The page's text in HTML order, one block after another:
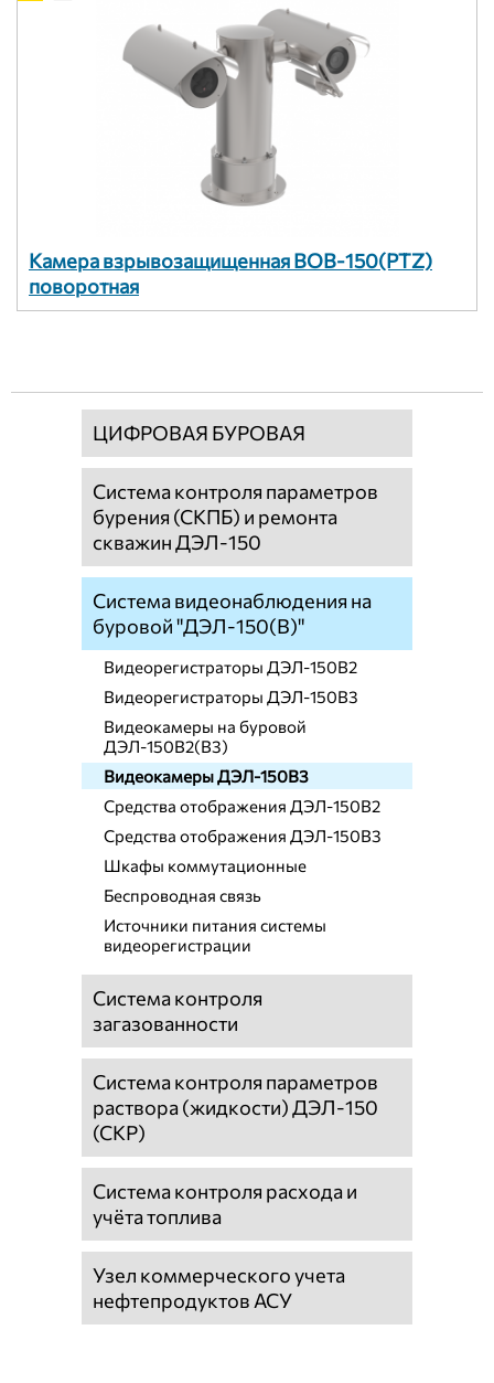
Камера взрывозащищенная ВОВ-150(PTZ)
поворотная
ЦИФРОВАЯ БУРОВАЯ
Система контроля параметров
бурения (СКПБ) и ремонта
скважин ДЭЛ-150
Система видеонаблюдения на
буровой "ДЭЛ-150(В)"
Видеорегистраторы ДЭЛ-150В2
Видеорегистраторы ДЭЛ-150В3
Видеокамеры на буровой
ДЭЛ-150В2(В3)
Видеокамеры ДЭЛ-150В3
Средства отображения ДЭЛ-150В2
Средства отображения ДЭЛ-150В3
Шкафы коммутационные
Беспроводная связь
Источники питания системы
видеорегистрации
Система контроля
загазованности
Система контроля параметров
раствора (жидкости) ДЭЛ-150
(СКР)
Система контроля расхода и
учёта топлива
Узел коммерческого учета
нефтепродуктов АСУ